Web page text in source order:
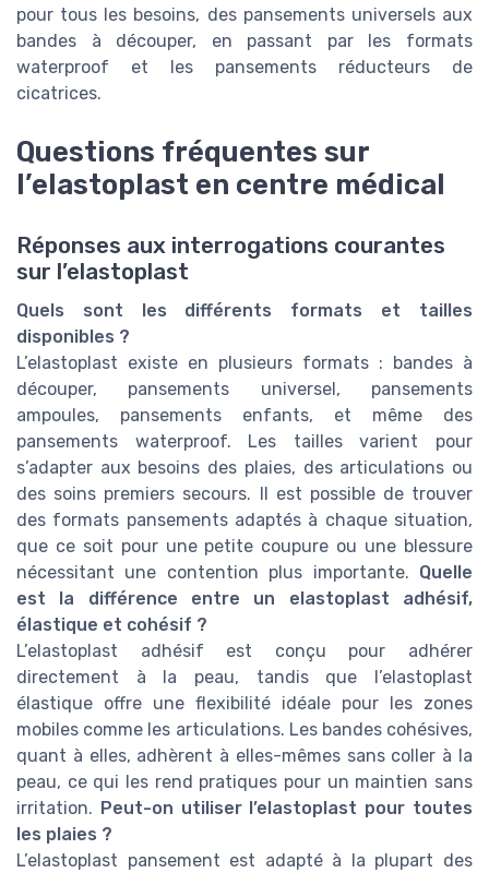
pour tous les besoins, des pansements universels aux
bandes à découper, en passant par les formats
waterproof et les pansements réducteurs de
cicatrices.
Questions fréquentes sur
l’elastoplast en centre médical
Réponses aux interrogations courantes
sur l’elastoplast
Quels sont les différents formats et tailles
disponibles ?
L’elastoplast existe en plusieurs formats : bandes à
découper, pansements universel, pansements
ampoules, pansements enfants, et même des
pansements waterproof. Les tailles varient pour
s’adapter aux besoins des plaies, des articulations ou
des soins premiers secours. Il est possible de trouver
des formats pansements adaptés à chaque situation,
que ce soit pour une petite coupure ou une blessure
nécessitant une contention plus importante. Quelle
est la différence entre un elastoplast adhésif,
élastique et cohésif ?
L’elastoplast adhésif est conçu pour adhérer
directement à la peau, tandis que l’elastoplast
élastique offre une flexibilité idéale pour les zones
mobiles comme les articulations. Les bandes cohésives,
quant à elles, adhèrent à elles-mêmes sans coller à la
peau, ce qui les rend pratiques pour un maintien sans
irritation. Peut-on utiliser l’elastoplast pour toutes
les plaies ?
L’elastoplast pansement est adapté à la plupart des